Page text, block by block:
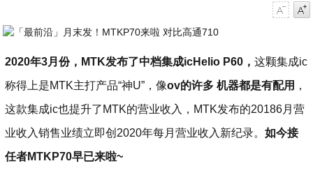
2020年3月份，MTK发布了中档集成icHelio P60，这颗集成ic
称得上是MTK主打产品“神U”，像ov的许多 机器都是有配用 ，
这款集成ic也提升了MTK的营业收入，MTK发布的20186月营
业收入销售业绩立即创2020年每月营业收入新纪录。如今接
任者MTKP70早已来啦~